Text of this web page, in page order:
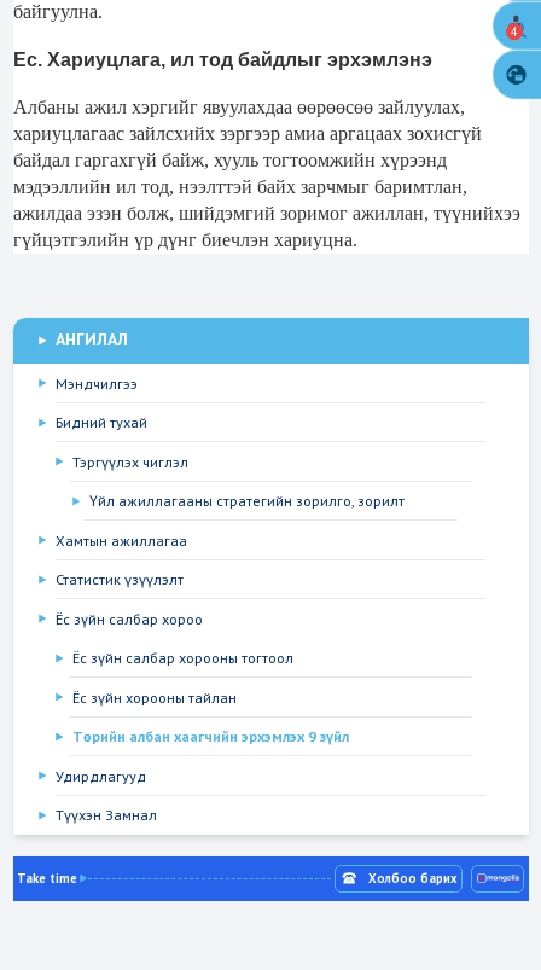
байгуулна.
Ес. Хариуцлага, ил тод байдлыг эрхэмлэнэ
Албаны ажил хэргийг явуулахдаа өөрөөсөө зайлуулах,
хариуцлагаас зайлсхийх зэргээр амиа аргацаах зохисгүй
байдал гаргахгүй байж, хууль тогтоомжийн хүрээнд
мэдээллийн ил тод, нээлттэй байх зарчмыг баримтлан,
ажилдаа эзэн болж, шийдэмгий зоримог ажиллан, түүнийхээ
гүйцэтгэлийн үр дүнг биечлэн хариуцна.
АНГИЛАЛ
Мэндчилгээ
Бидний тухай
Тэргүүлэх чиглэл
Үйл ажиллагааны стратегийн зорилго, зорилт
Хамтын ажиллагаа
Статистик үзүүлэлт
Ёс зүйн салбар хороо
Ёс зүйн салбар хорооны тогтоол
Ёс зүйн хорооны тайлан
Төрийн албан хаагчийн эрхэмлэх 9 зүйл
Удирдлагууд
Түүхэн Замнал
Take time Холбоо барих
4